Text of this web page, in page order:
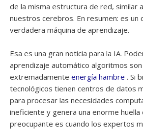
de la misma estructura de red, similar
nuestros cerebros. En resumen: es un
verdadera máquina de aprendizaje.
Esa es una gran noticia para la IA.
aprendizaje automático algoritmos son
extremadamente energía hambre . Si
tecnológicos tienen centros de datos
para procesar las necesidades
ineficiente y genera una enorme huella
preocupante es cuando los expertos